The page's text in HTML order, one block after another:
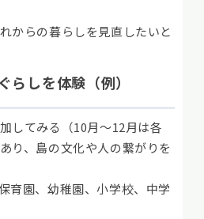
からの暮らしを見直したいと
らしを体験（例）
してみる（10月～12月は各
り、島の文化や人の繋がりを
育園、幼稚園、小学校、中学